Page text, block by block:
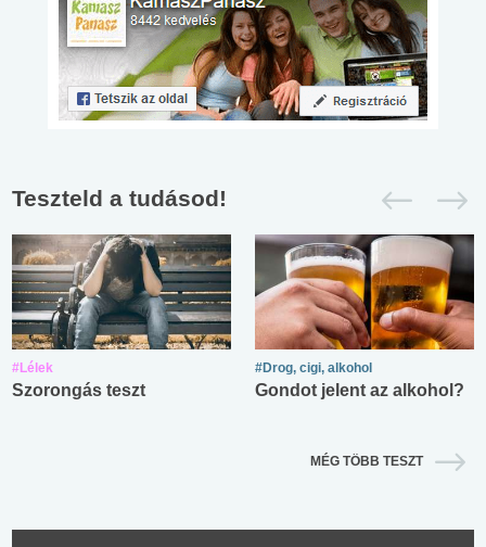
Teszteld a tudásod!
#Lélek
Szorongás teszt
#Drog, cigi, alkohol
Gondot jelent az alkohol?
MÉG TÖBB TESZT